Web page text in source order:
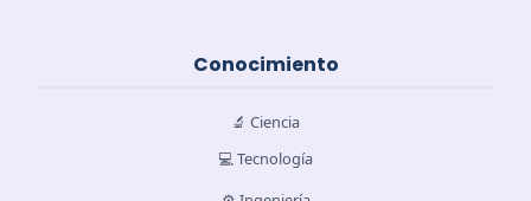
Conocimiento
🔬 Ciencia
💻 Tecnología